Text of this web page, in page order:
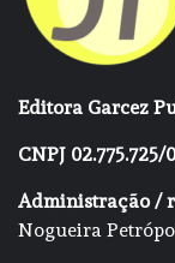
Editora Garcez
CNPJ 02.775.725/
Administração /
Nogueira